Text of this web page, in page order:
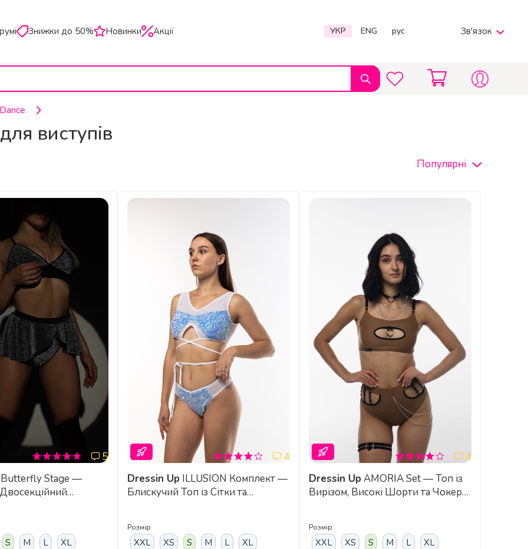
Знижки до 50% Новинки Акції УКР ENG рус Зв'язок
Telegram
виступів
Популярні
5
S M L
XL
4
Dressin Up
Блискучий Топ із Сітки та
Розмір
XXL XS S M L
XL
4
Dressin UpAMORIA Set — Топ із
Вирізом, Високі Шорти та Чокер
чорний
Розмір
XXL XS S M L
XL